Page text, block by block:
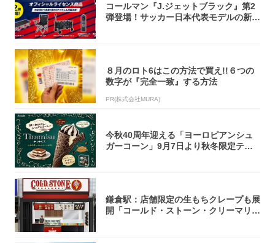
コールマン『J.ジェットブラック』第2
弾登場！サッカー日本代表モデルの新作
８月のロト6はこの方法で買え!!６つの
数字が『完全一致』する方法
PR(株式会社MURA)
今秋40周年迎える「ヨーロピアンシュ
ガーコーン」9月7日より秋冬限定ティ
鎌倉駅：店舗限定の生もちクレープも展
開「コールド・ストーン・クリーマリ